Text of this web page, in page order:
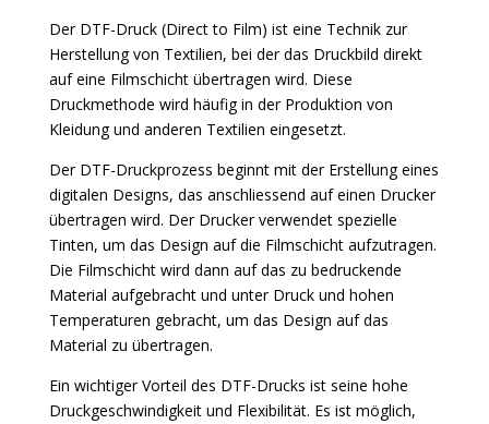
Der DTF-Druck (Direct to Film) ist eine Technik zur
Herstellung von Textilien, bei der das Druckbild direkt
auf eine Filmschicht übertragen wird. Diese
Druckmethode wird häufig in der Produktion von
Kleidung und anderen Textilien eingesetzt.
Der DTF-Druckprozess beginnt mit der Erstellung eines
digitalen Designs, das anschliessend auf einen Drucker
übertragen wird. Der Drucker verwendet spezielle
Tinten, um das Design auf die Filmschicht aufzutragen.
Die Filmschicht wird dann auf das zu bedruckende
Material aufgebracht und unter Druck und hohen
Temperaturen gebracht, um das Design auf das
Material zu übertragen.
Ein wichtiger Vorteil des DTF-Drucks ist seine hohe
Druckgeschwindigkeit und Flexibilität. Es ist möglich,